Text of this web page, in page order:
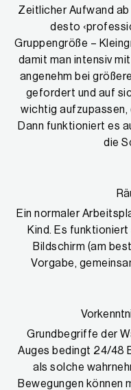
Zeitlicher Aufwand ab
desto
Gruppengröße –
damit man intensiv
angenehm bei
gefordert und auf
wichtig aufzupassen,
Dann funktioniert es
die
Ein normaler
Kind. Es
Bildschirm (am
Vorgabe,
Grundbegriffe der
Auges bedingt 24/48
als solche
Bewegungen können